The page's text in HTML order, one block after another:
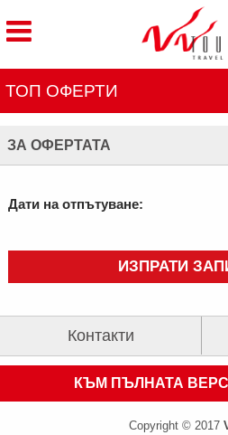
ТОП ОФЕРТИ
ЗА ОФЕРТАТА
Дати на отпътуване:
ИЗПРАТИ
Контакти
КЪМ ПЪЛНАТА
Copyright © 2017